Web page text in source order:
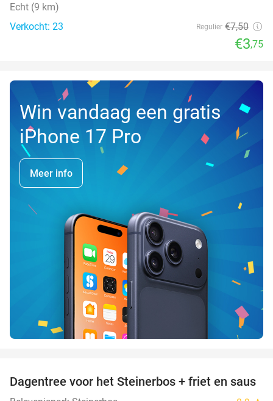
Echt (9 km)
Verkocht: 23
Regulier €7,50
€3,75
Win vandaag een gratis
iPhone 17 Pro
Meer info
37%
Dagentree voor het Steinerbos + friet en saus